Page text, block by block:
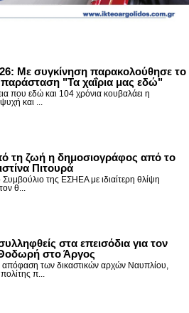
Με συγκίνηση παρακολούθησε το
παράσταση "Τα χαΐρια μας εδώ"
που εδώ και 104 χρόνια κουβαλάει η
και ...
τη ζωή η δημοσιογράφος από το
Πιτουρά
Συμβούλιο της ΕΣΗΕΑ με ιδιαίτερη θλίψη
θ...
στα επεισόδια για τον
στο Άργος
των δικαστικών αρχών Ναυπλίου,
π...